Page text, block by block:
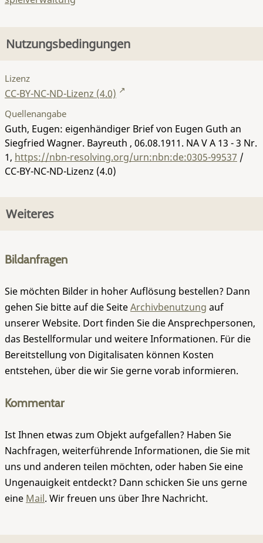
Nutzungsbedingungen
Lizenz
CC-BY-NC-ND-Lizenz (4.0)
Quellenangabe
Guth, Eugen: eigenhändiger Brief von Eugen Guth an
Siegfried Wagner. Bayreuth , 06.08.1911. NA V A 13 - 3 Nr.
1, https://nbn-resolving.org/urn:nbn:de:0305-99537 /
CC-BY-NC-ND-Lizenz (4.0)
Weiteres
Bildanfragen
Sie möchten Bilder in hoher Auflösung bestellen? Dann
gehen Sie bitte auf die SeiteArchivbenutzung auf
unserer Website. Dort finden Sie die Ansprechpersonen,
das Bestellformular und weitere Informationen. Für die
Bereitstellung von Digitalisaten können Kosten
entstehen, über die wir Sie gerne vorab informieren.
Kommentar
Ist Ihnen etwas zum Objekt aufgefallen? Haben Sie
Nachfragen, weiterführende Informationen, die Sie mit
uns und anderen teilen möchten, oder haben Sie eine
Ungenauigkeit entdeckt? Dann schicken Sie uns gerne
eine Mail. Wir freuen uns über Ihre Nachricht.